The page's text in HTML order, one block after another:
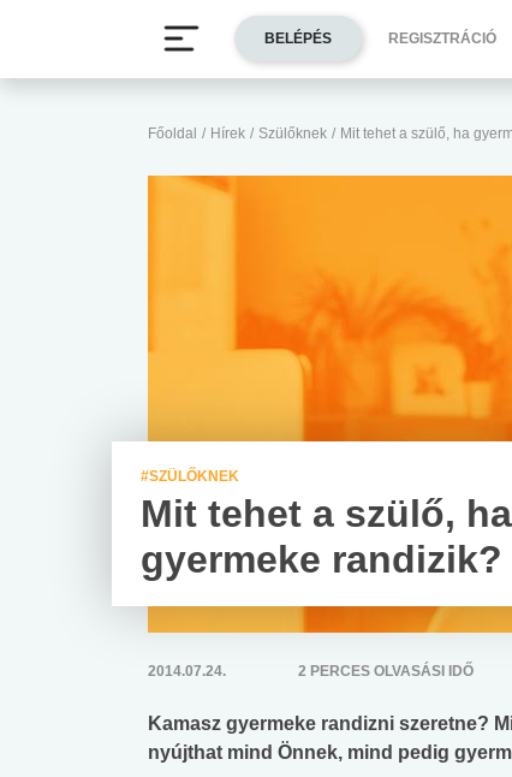
Főoldal / Hírek / Szülőknek / Mit tehet a szülő, ha
#SZÜLŐKNEK
Mit tehet a szülő, ha
gyermeke randizik?
2014.07.24. 2 PERCES OLVASÁSI IDŐ
Kamasz gyermeke randizni szeretne?
nyújthat mind Önnek, mind pedig
BELÉPÉS REGISZTRÁCIÓ